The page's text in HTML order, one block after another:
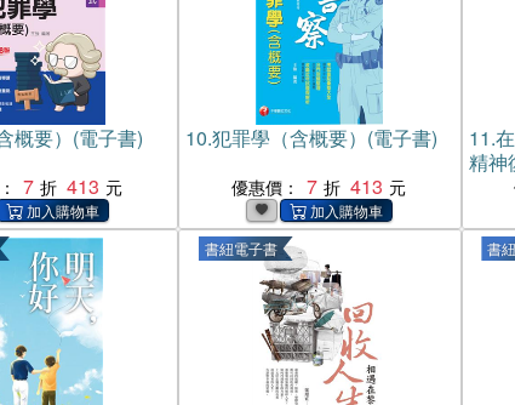
概要）(電子書)
7 413
10.犯罪學（含概要）(電子書)
優惠價： 7 413
11.
精神
書紐電子書 書